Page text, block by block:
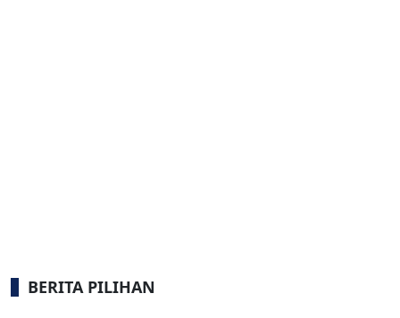
BERITA PILIHAN